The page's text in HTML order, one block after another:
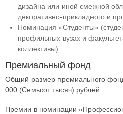
дизайна или иной смежной
декоративно-прикладного и
Номинация «Студенты»
профильных вузах и
коллективы).
Премиальный фонд
Общий размер премиального
000 (Семьсот тысяч) рублей.
Премии в номинации